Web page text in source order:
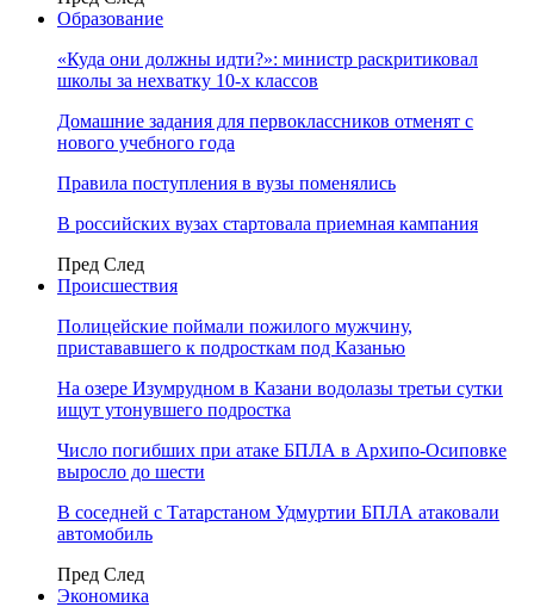
Образование
«Куда они должны идти?»: министр раскритиковал
школы за нехватку 10-х классов
Домашние задания для первоклассников отменят с
нового учебного года
Правила поступления в вузы поменялись
В российских вузах стартовала приемная кампания
Пред След
Происшествия
Полицейские поймали пожилого мужчину,
пристававшего к подросткам под Казанью
На озере Изумрудном в Казани водолазы третьи сутки
ищут утонувшего подростка
Число погибших при атаке БПЛА в Архипо-Осиповке
выросло до шести
В соседней с Татарстаном Удмуртии БПЛА атаковали
автомобиль
Пред След
Экономика